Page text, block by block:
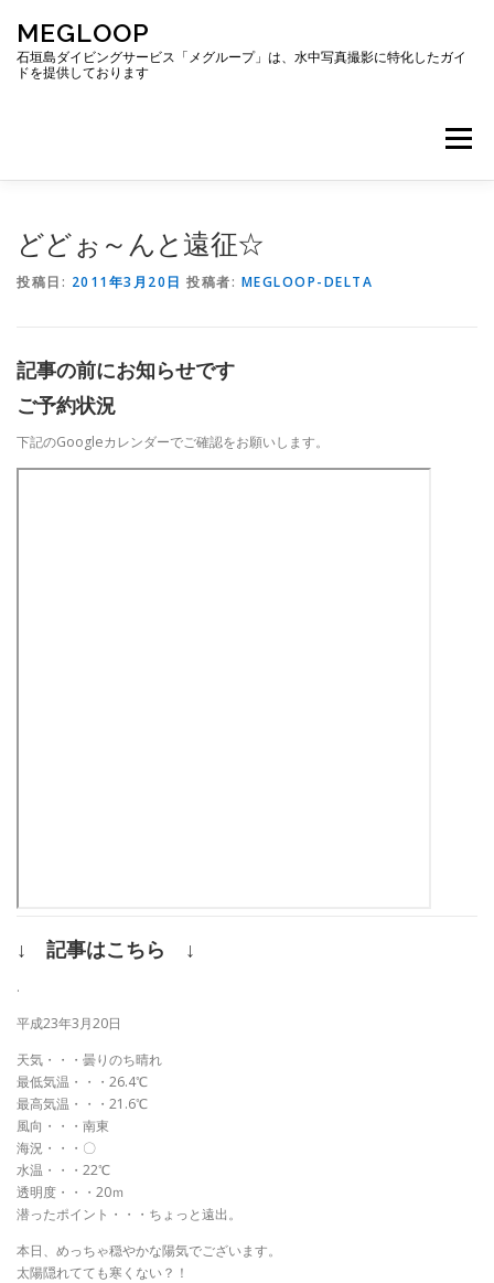
ッ
MEGLOOP
石垣島ダイビングサービス「メグループ」は、水中写真撮影に特化したガイ
ドを提供しております
メニュー
どどぉ～んと遠征☆
投稿日: 2011年3月20日 投稿者: MEGLOOP-DELTA
記事の前にお知らせです
ご予約状況
下記のGoogleカレンダーでご確認をお願いします。
↓ 記事はこちら ↓
.
平成23年3月20日
天気・・・曇りのち晴れ
最低気温・・・26.4℃
最高気温・・・21.6℃
風向・・・南東
海況・・・〇
水温・・・22℃
透明度・・・20ｍ
潜ったポイント・・・ちょっと遠出。
本日、めっちゃ穏やかな陽気でございます。
太陽隠れてても寒くない？！